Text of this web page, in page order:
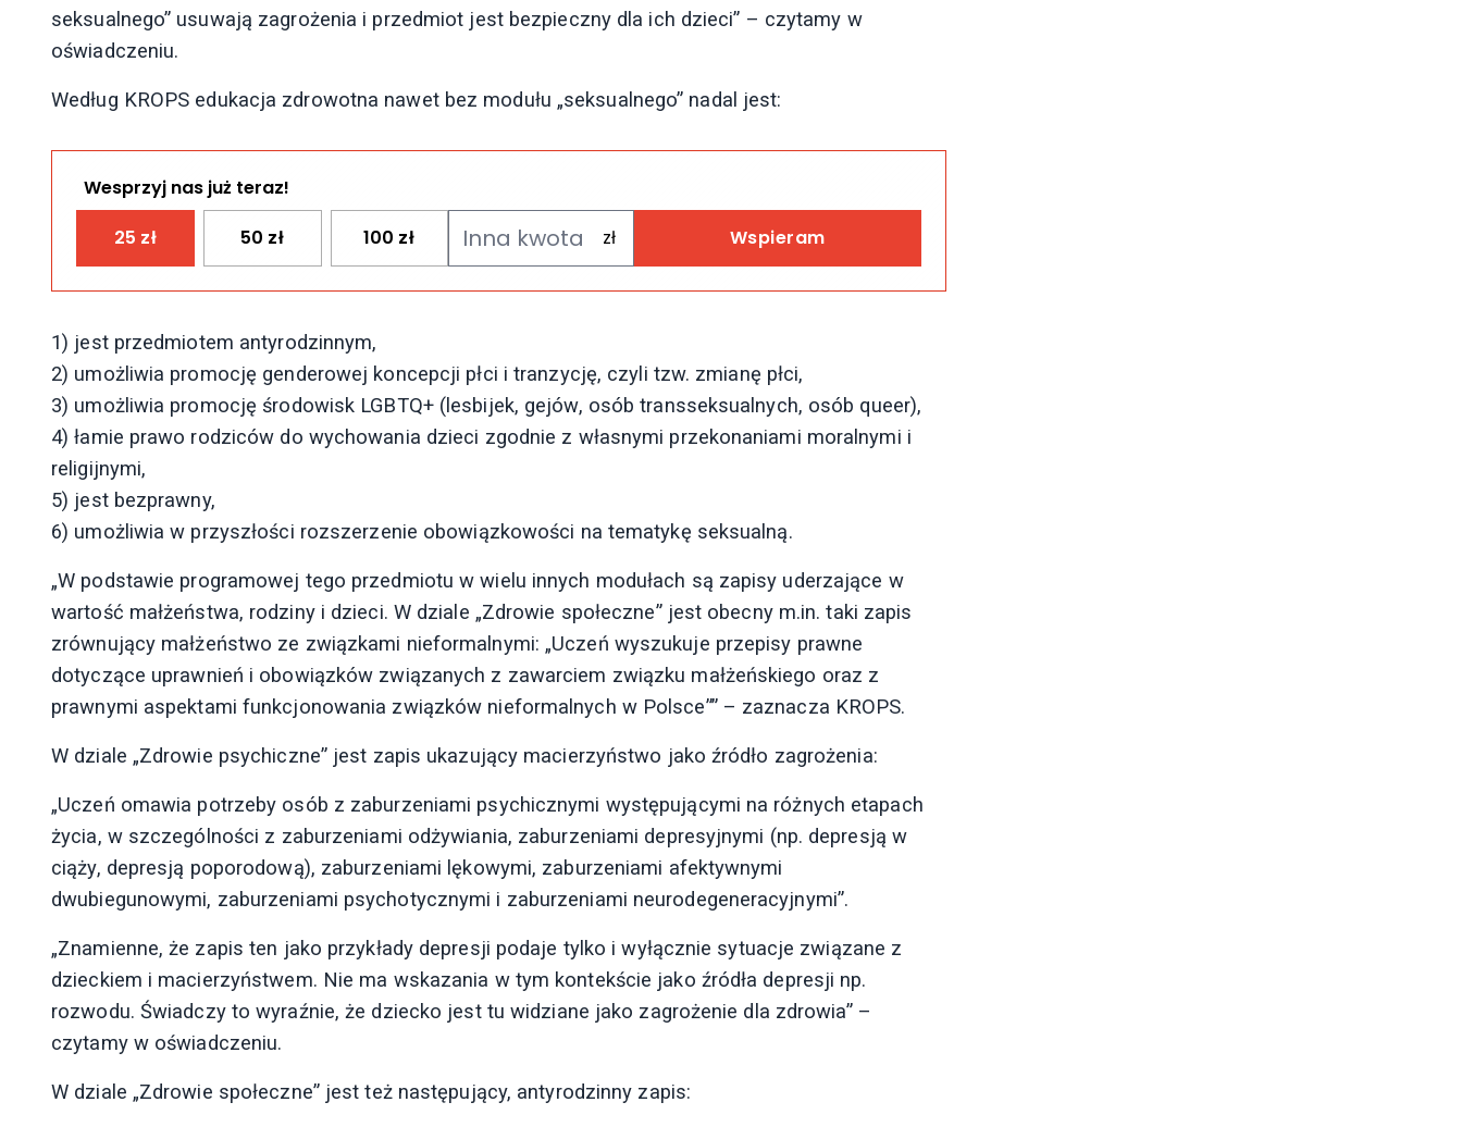
seksualnego” usuwają zagrożenia i przedmiot jest bezpieczny dla ich dzieci” – czytamy w
oświadczeniu.
Według KROPS edukacja zdrowotna nawet bez modułu „seksualnego” nadal jest:
Wesprzyj nas już teraz!
25 zł 50 zł 100 zł Wspieram
1) jest przedmiotem antyrodzinnym,
2) umożliwia promocję genderowej koncepcji płci i tranzycję, czyli tzw. zmianę płci,
3) umożliwia promocję środowisk LGBTQ+ (lesbijek, gejów, osób transseksualnych, osób queer),
4) łamie prawo rodziców do wychowania dzieci zgodnie z własnymi przekonaniami moralnymi i
religijnymi,
5) jest bezprawny,
6) umożliwia w przyszłości rozszerzenie obowiązkowości na tematykę seksualną.
„W podstawie programowej tego przedmiotu w wielu innych modułach są zapisy uderzające w
wartość małżeństwa, rodziny i dzieci. W dziale „Zdrowie społeczne” jest obecny m.in. taki zapis
zrównujący małżeństwo ze związkami nieformalnymi: „Uczeń wyszukuje przepisy prawne
dotyczące uprawnień i obowiązków związanych z zawarciem związku małżeńskiego oraz z
prawnymi aspektami funkcjonowania związków nieformalnych w Polsce”” – zaznacza KROPS.
W dziale „Zdrowie psychiczne” jest zapis ukazujący macierzyństwo jako źródło zagrożenia:
„Uczeń omawia potrzeby osób z zaburzeniami psychicznymi występującymi na różnych etapach
życia, w szczególności z zaburzeniami odżywiania, zaburzeniami depresyjnymi (np. depresją w
ciąży, depresją poporodową), zaburzeniami lękowymi, zaburzeniami afektywnymi
dwubiegunowymi, zaburzeniami psychotycznymi i zaburzeniami neurodegeneracyjnymi”.
„Znamienne, że zapis ten jako przykłady depresji podaje tylko i wyłącznie sytuacje związane z
dzieckiem i macierzyństwem. Nie ma wskazania w tym kontekście jako źródła depresji np.
rozwodu. Świadczy to wyraźnie, że dziecko jest tu widziane jako zagrożenie dla zdrowia” –
czytamy w oświadczeniu.
W dziale „Zdrowie społeczne” jest też następujący, antyrodzinny zapis: